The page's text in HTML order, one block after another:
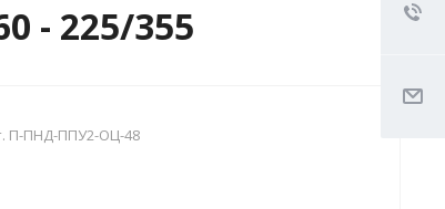
- 225/355
П-ПНД-ППУ2-ОЦ-48